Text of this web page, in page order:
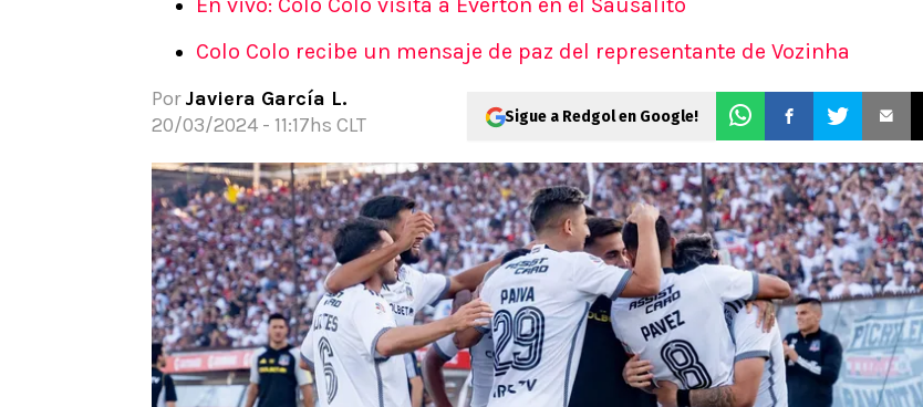
Apuesta del día
Colo Colo recibe un mensaje de paz del representante de Vozinha
Por Javiera García L.
20/03/2024 - 11:17hs CLT
Sigue a Redgol en Google!